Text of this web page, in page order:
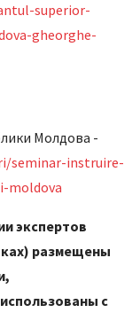
superior-
gheorghe-
Молдова -
seminar-instruire-
moldova
экспертов
размещены
с